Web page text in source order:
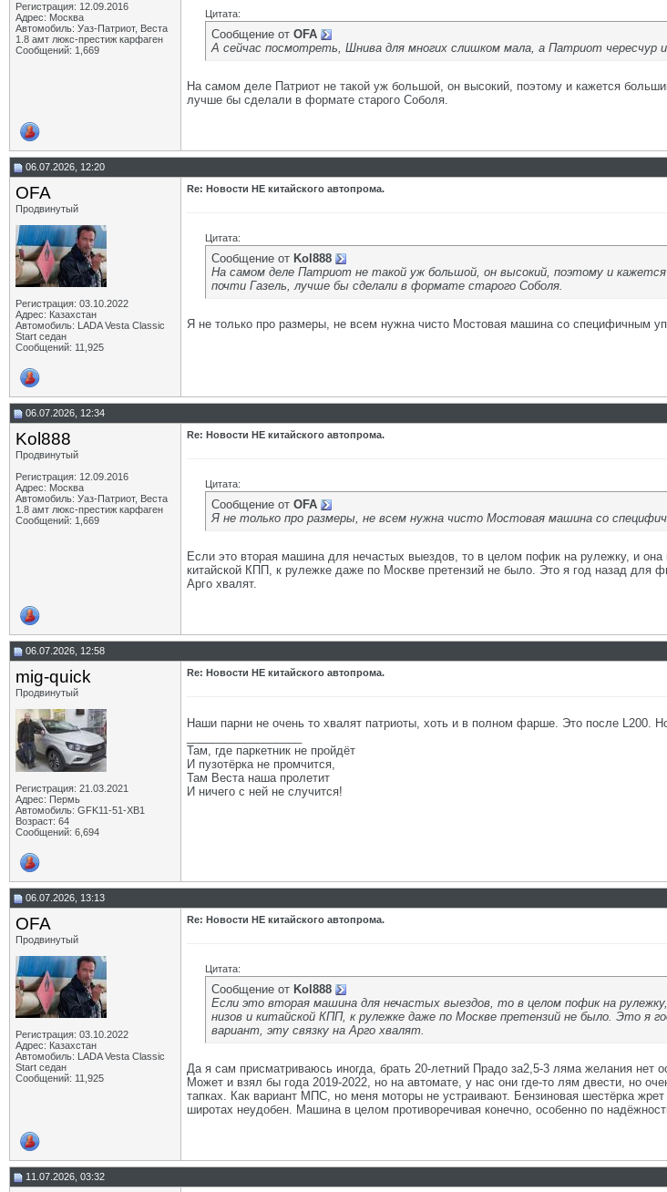
Регистрация: 12.09.2016
Адрес: Москва
Автомобиль: Уаз-Патриот, Веста
1.8 амт люкс-престиж карфаген
Сообщений: 1,669
Цитата:
Сообщение от OFA
А сейчас посмотреть, Шнива для многих слишком мала, а Патриот чересчур
На самом деле Патриот не такой уж большой, он высокий, поэтому и кажется
лучше бы сделали в формате старого Соболя.
06.07.2026, 12:20
OFA
Продвинутый
Регистрация: 03.10.2022
Адрес: Казахстан
Автомобиль: LADA Vesta Classic
Start седан
Сообщений: 11,925
Re: Новости НЕ китайского автопрома.
Цитата:
Сообщение от Kol888
На самом деле Патриот не такой уж большой, он высокий, поэтому и
почти Газель, лучше бы сделали в формате старого Соболя.
Я не только про размеры, не всем нужна чисто Мостовая машина со специфичным
06.07.2026, 12:34
Kol888
Продвинутый
Регистрация: 12.09.2016
Адрес: Москва
Автомобиль: Уаз-Патриот, Веста
1.8 амт люкс-престиж карфаген
Сообщений: 1,669
Re: Новости НЕ китайского автопрома.
Цитата:
Сообщение от OFA
Я не только про размеры, не всем нужна чисто Мостовая машина со
Если это вторая машина для нечастых выездов, то в целом пофик на рулежку, и
китайской КПП, к рулежке даже по Москве претензий не было. Это я год назад для
Арго хвалят.
06.07.2026, 12:58
mig-quick
Продвинутый
Регистрация: 21.03.2021
Адрес: Пермь
Автомобиль: GFK11-51-ХВ1
Возраст: 64
Сообщений: 6,694
Re: Новости НЕ китайского автопрома.
Наши парни не очень то хвалят патриоты, хоть и в полном фарше. Это после L200.
Там, где паркетник не пройдёт
И пузотёрка не промчится,
Там Веста наша пролетит
И ничего с ней не случится!
06.07.2026, 13:13
OFA
Продвинутый
Регистрация: 03.10.2022
Адрес: Казахстан
Автомобиль: LADA Vesta Classic
Start седан
Сообщений: 11,925
Re: Новости НЕ китайского автопрома.
Цитата:
Сообщение от Kol888
Если это вторая машина для нечастых выездов, то в целом пофик на
низов и китайской КПП, к рулежке даже по Москве претензий не было. Это я
вариант, эту связку на Арго хвалят.
Да я сам присматриваюсь иногда, брать 20-летний Прадо за2,5-3 ляма желания нет
Может и взял бы года 2019-2022, но на автомате, у нас они где-то лям двести, но
тапках. Как вариант МПС, но меня моторы не устраивают. Бензиновая шестёрка
широтах неудобен. Машина в целом противоречивая конечно, особенно по
11.07.2026, 03:32